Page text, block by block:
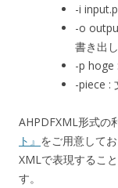
-i
-o
書き出し
-p hoge
-piece :
AHPDFXML形式の
ト』 をご用意してお
XMLで表現するこ
す。